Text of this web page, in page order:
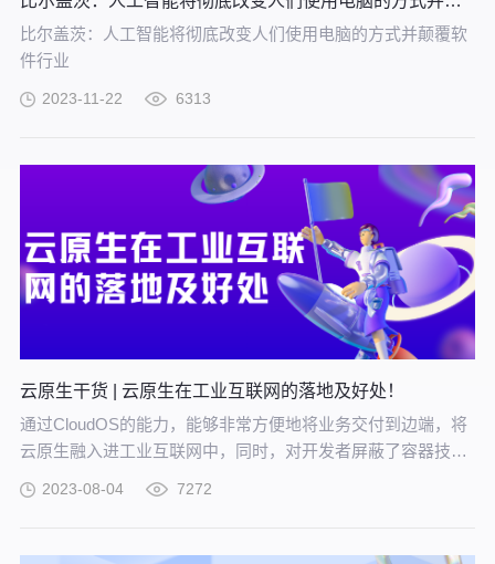
比尔盖茨：人工智能将彻底改变人们使用电脑的方式并颠覆软
件行业
2023-11-22 6313
云原生干货 | 云原生在工业互联网的落地及好处！
通过CloudOS的能力，能够非常方便地将业务交付到边端，将
云原生融入进工业互联网中，同时，对开发者屏蔽了容器技术
2023-08-04 7272